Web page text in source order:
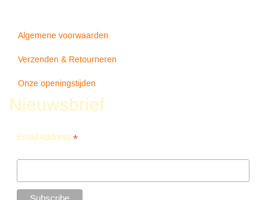
Algemene voorwaarden
Verzenden & Retourneren
Onze openingstijden
Nieuwsbrief
Email Address *